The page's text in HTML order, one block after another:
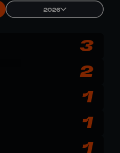
2026
3
2
1
1
1